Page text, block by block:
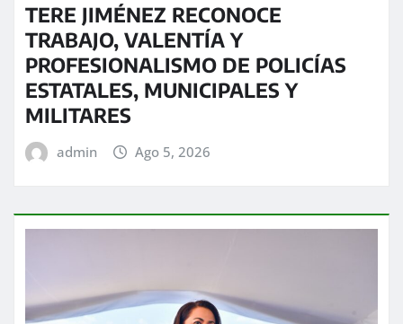
TERE JIMÉNEZ RECONOCE
TRABAJO, VALENTÍA Y
PROFESIONALISMO DE POLICÍAS
ESTATALES, MUNICIPALES Y
MILITARES
admin Ago 5, 2026